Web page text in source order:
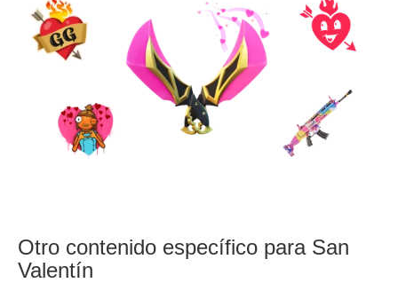
Otro contenido específico para San
Valentín